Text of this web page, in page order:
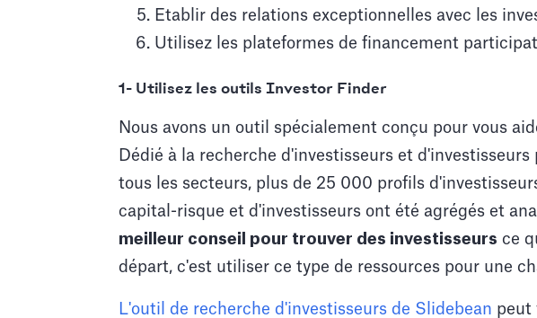
Etablir des relations exceptionnelles avec les
Utilisez les plateformes de financement
1- Utilisez les outils Investor Finder
Nous avons un outil spécialement conçu pour vous
Dédié à la recherche d'investisseurs et
tous les secteurs, plus de 25 000 profils
capital-risque et d'investisseurs ont été agrégés et
meilleur conseil pour trouver des investisseurs ce
départ, c'est utiliser ce type de ressources pour une
L'outil de recherche d'investisseurs de Slidebean peut